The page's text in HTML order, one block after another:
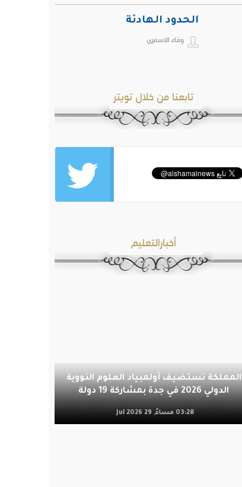
الحدود الهادئة
وفاء الاسمري
تابعنا من خلال تويتر
أخبارالتعليم
المملكة تستضيف أولمبياد العلوم النووية
الدولي 2026 في جدة بمشاركة 19 دولة
03:28 مساءً, 29 Jul 2026